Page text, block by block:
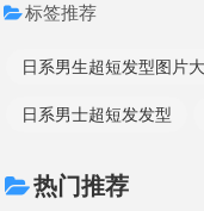
标签推荐
日系男生超短发型图片
日系男士超短发发型
热门推荐